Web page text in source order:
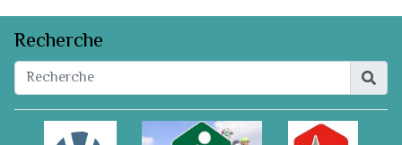
Recherche